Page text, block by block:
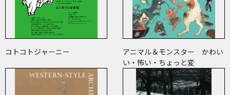
コトコトジャーニー
アニマル＆モンスター かわい
い・怖い・ちょっと変